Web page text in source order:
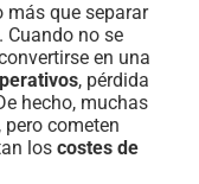
más que separar
Cuando no se
en una
, pérdida
hecho, muchas
cometen
los costes de